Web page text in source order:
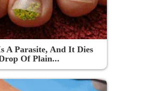
A Parasite, And It Dies
Of Plain...